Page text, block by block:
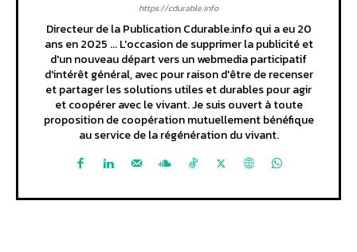
https://cdurable.info
Directeur de la Publication Cdurable.info qui a eu 20
ans en 2025 ... L'occasion de supprimer la publicité et
d'un nouveau départ vers un webmedia participatif
d'intérêt général, avec pour raison d'être de recenser
et partager les solutions utiles et durables pour agir
et coopérer avec le vivant. Je suis ouvert à toute
proposition de coopération mutuellement bénéfique
au service de la régénération du vivant.